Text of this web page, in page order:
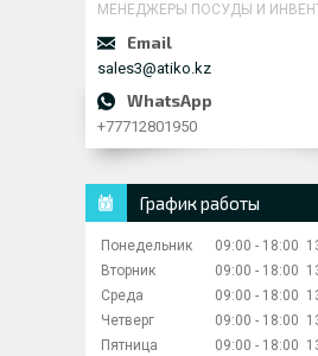
МЕНЕДЖЕРЫ ПОСУДЫ И
sales3@atiko.kz
+77712801950
График работы
Понедельник 09:00 18:00
Вторник
09:00 18:00
Среда
09:00 18:00
Четверг
09:00 18:00
Пятница
09:00 18:00